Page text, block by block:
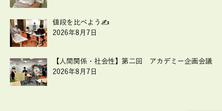
値段を比べよう✍
2026年8月7日
【人間関係・社会性】第二回 アカデミー企画会議
2026年8月7日